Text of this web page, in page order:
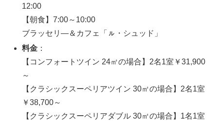
12:00
【朝食】7:00～10:00
ブラッセリ―＆カフェ「ㇽ・シュッド」
料金 ：
【コンフォートツイン 24㎡の場合】2名1室￥31,900
～
【クラシックスーペリアツイン 30㎡の場合】2名1室
￥38,700～
【クラシックスーペリアダブル 30㎡の場合】1名1室